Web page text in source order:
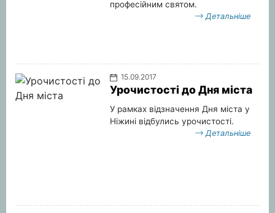
професійним святом.
Детальніше
15.09.2017
Урочистості до Дня міста
У рамках відзначення Дня міста у
Ніжині відбулись урочистості.
Детальніше